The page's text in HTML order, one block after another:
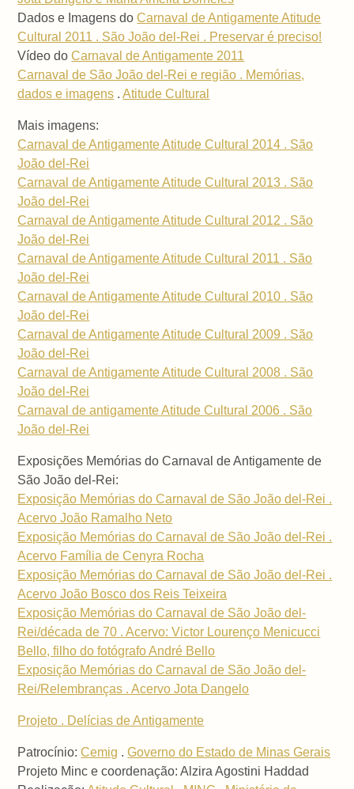
Dados e Imagens doCarnaval de Antigamente Atitude
Cultural 2011 . São João del-Rei . Preservar é preciso!
Vídeo doCarnaval de Antigamente 2011
Carnaval de São João del-Rei e região . Memórias,
dados e imagens .Atitude Cultural
Mais imagens:
Carnaval de Antigamente Atitude Cultural 2014 . São
João del-Rei
Carnaval de Antigamente Atitude Cultural 2013 . São
João del-Rei
Carnaval de Antigamente Atitude Cultural 2012 . São
João del-Rei
Carnaval de Antigamente Atitude Cultural 2011 . São
João del-Rei
Carnaval de Antigamente Atitude Cultural 2010 . São
João del-Rei
Carnaval de Antigamente Atitude Cultural 2009 . São
João del-Rei
Carnaval de Antigamente Atitude Cultural 2008 . São
João del-Rei
Carnaval de antigamente Atitude Cultural 2006 . São
João del-Rei
Exposições Memórias do Carnaval de Antigamente de
São João del-Rei:
Exposição Memórias do Carnaval de São João del-Rei .
Acervo João Ramalho Neto
Exposição Memórias do Carnaval de São João del-Rei .
Acervo Família de Cenyra Rocha
Exposição Memórias do Carnaval de São João del-Rei .
Acervo João Bosco dos Reis Teixeira
Exposição Memórias do Carnaval de São João del-
Rei/década de 70 . Acervo: Victor Lourenço Menicucci
Bello, filho do fotógrafo André Bello
Exposição Memórias do Carnaval de São João del-
Rei/Relembranças . Acervo Jota Dangelo
Projeto . Delícias de Antigamente
Patrocínio:Cemig .Governo do Estado de Minas Gerais
Projeto Minc e coordenação: Alzira Agostini Haddad